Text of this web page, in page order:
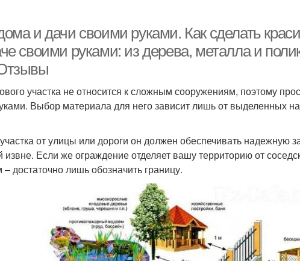
и дачи своими руками. Как сделать
своими руками: из дерева, металла и
участка не относится к сложным сооружениям, поэтому
Выбор материала для него зависит лишь от выделенных
от улицы или дороги он должен обеспечивать надежную
извне. Если же ограждение отделяет вашу территорию от
достаточно лишь обозначить границу.